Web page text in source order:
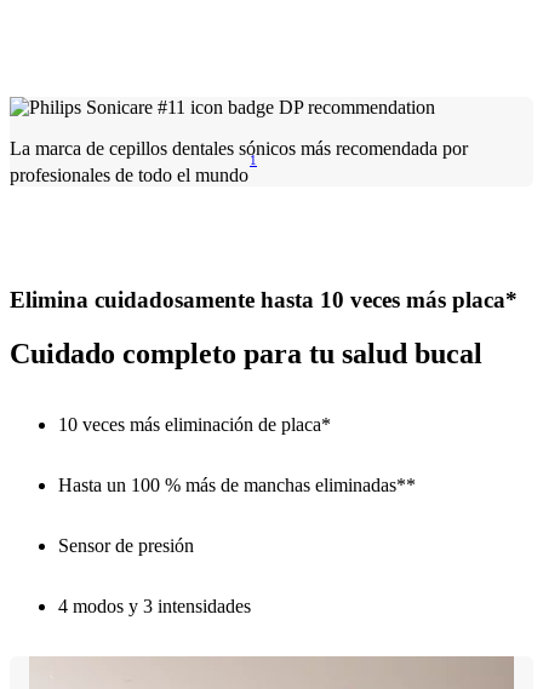
La marca de cepillos dentales sónicos más recomendada por
profesionales de todo el mundo
1
Elimina cuidadosamente hasta 10 veces más placa*
Cuidado completo para tu salud bucal
10 veces más eliminación de placa*
Hasta un 100 % más de manchas eliminadas**
Sensor de presión
4 modos y 3 intensidades